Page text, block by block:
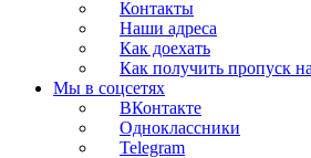
Контакты
Наши адреса
Как доехать
Как получить пропуск
Мы в соцсетях
ВКонтакте
Одноклассники
Telegram